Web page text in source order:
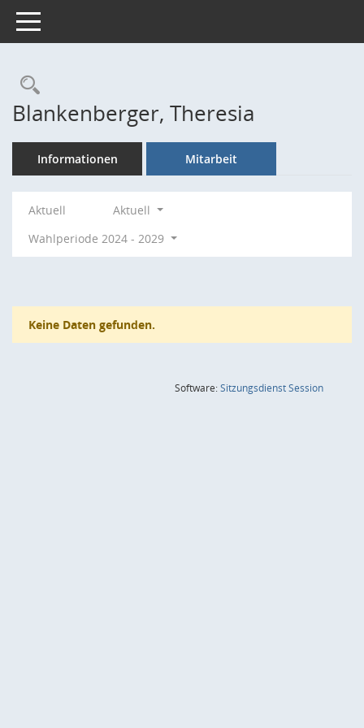
Toggle navigation
Rechercheauswahl
Blankenberger, Theresia
Informationen Mitarbeit
Aktuell
Aktuell
Wahlperiode 2024 - 2029
Keine Daten gefunden.
Software:SitzungsdienstSession(Wird in